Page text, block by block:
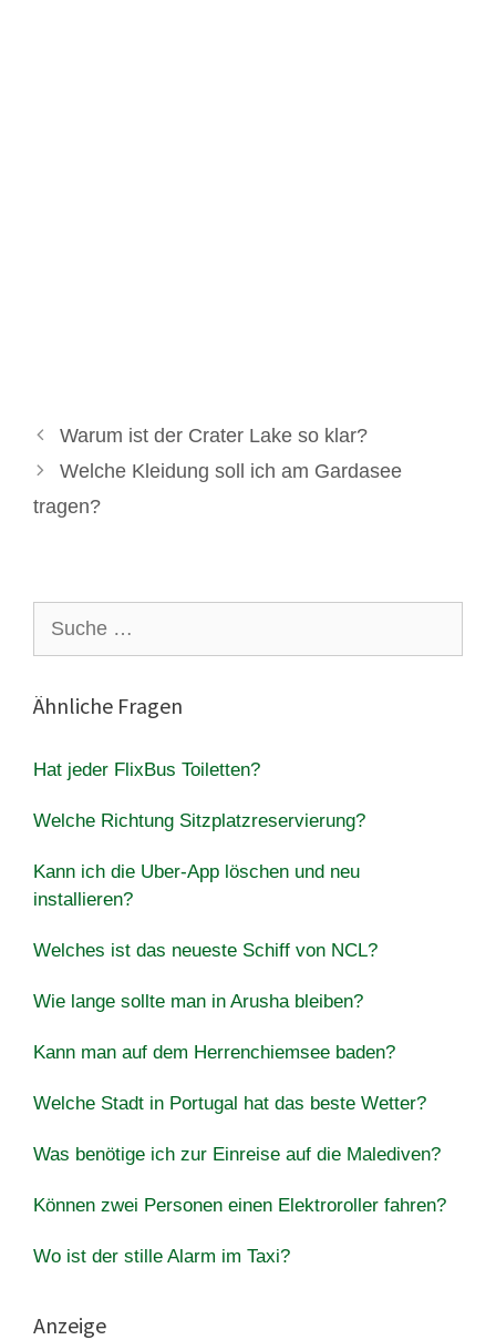
Warum ist der Crater Lake so klar?
Welche Kleidung soll ich am Gardasee
tragen?
nach:
Ähnliche Fragen
Hat jeder FlixBus Toiletten?
Welche Richtung Sitzplatzreservierung?
Kann ich die Uber-App löschen und neu
installieren?
Welches ist das neueste Schiff von NCL?
Wie lange sollte man in Arusha bleiben?
Kann man auf dem Herrenchiemsee baden?
Welche Stadt in Portugal hat das beste Wetter?
Was benötige ich zur Einreise auf die Malediven?
Können zwei Personen einen Elektroroller fahren?
Wo ist der stille Alarm im Taxi?
Anzeige